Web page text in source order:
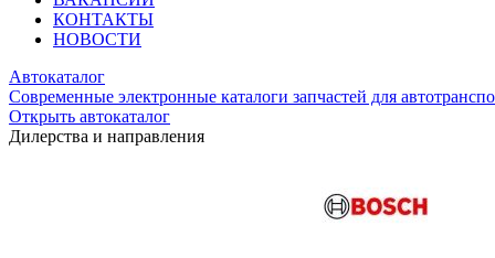
КОНТАКТЫ
НОВОСТИ
Автокаталог
Современные электронные каталоги запчастей для
Открыть автокаталог
Дилерства и направления